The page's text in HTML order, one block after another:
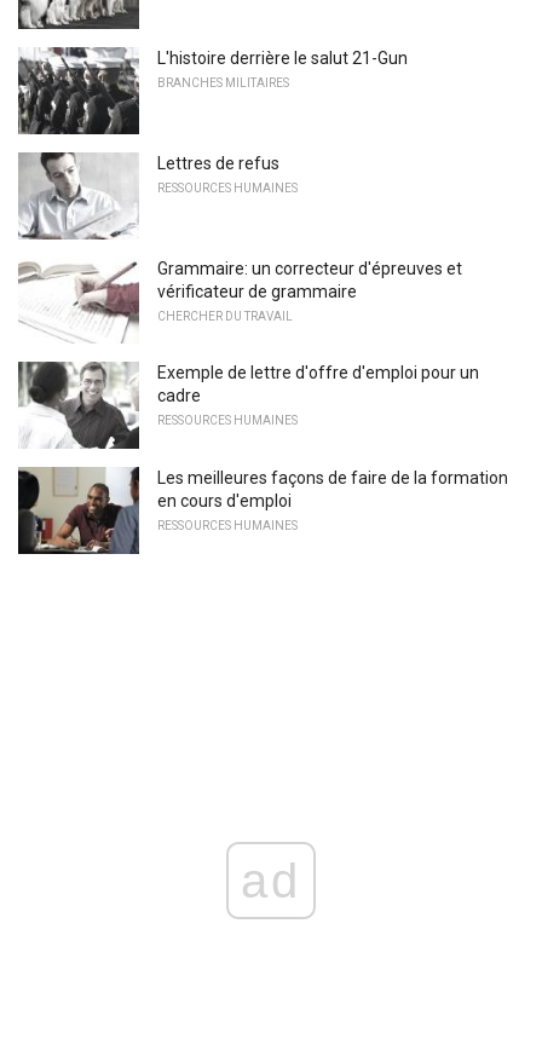
L'histoire derrière le salut 21-Gun
BRANCHES MILITAIRES
Lettres de refus
RESSOURCES HUMAINES
Grammaire: un correcteur d'épreuves et
vérificateur de grammaire
CHERCHER DU TRAVAIL
Exemple de lettre d'offre d'emploi pour un
cadre
RESSOURCES HUMAINES
Les meilleures façons de faire de la formation
en cours d'emploi
RESSOURCES HUMAINES
ad